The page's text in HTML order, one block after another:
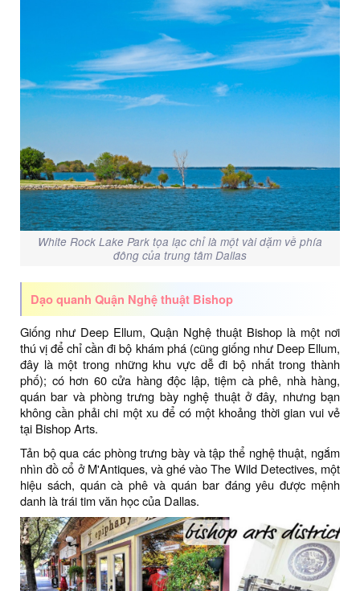
White Rock Lake Park tọa lạc chỉ là một vài dặm về phía
đông của trung tâm Dallas
Dạo quanh Quận Nghệ thuật Bishop
Giống như Deep Ellum, Quận Nghệ thuật Bishop là một nơi
thú vị để chỉ cần đi bộ khám phá (cũng giống như Deep Ellum,
đây là một trong những khu vực dễ đi bộ nhất trong thành
phố); có hơn 60 cửa hàng độc lập, tiệm cà phê, nhà hàng,
quán bar và phòng trưng bày nghệ thuật ở đây, nhưng bạn
không cần phải chi một xu để có một khoảng thời gian vui vẻ
tại Bishop Arts.
Tản bộ qua các phòng trưng bày và tập thể nghệ thuật, ngắm
nhìn đồ cổ ở M'Antiques, và ghé vào The Wild Detectives, một
hiệu sách, quán cà phê và quán bar đáng yêu được mệnh
danh là trái tim văn học của Dallas.